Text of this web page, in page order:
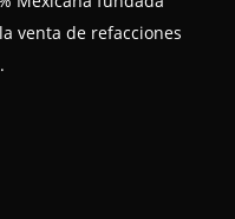
venta de refacciones